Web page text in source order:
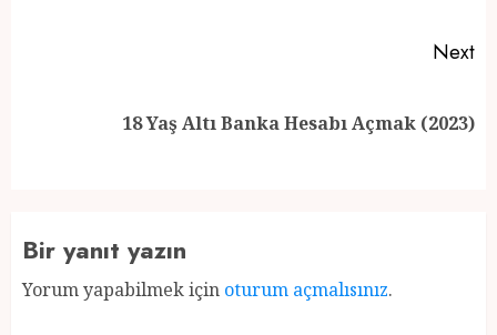
Next
18 Yaş Altı Banka Hesabı Açmak (2023)
Bir yanıt yazın
Yorum yapabilmek için oturum açmalısınız.